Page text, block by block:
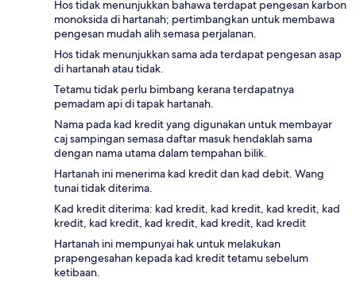
Hos tidak menunjukkan bahawa terdapat pengesan karbon
monoksida di hartanah; pertimbangkan untuk membawa
pengesan mudah alih semasa perjalanan.
Hos tidak menunjukkan sama ada terdapat pengesan asap
di hartanah atau tidak.
Tetamu tidak perlu bimbang kerana terdapatnya
pemadam api di tapak hartanah.
Nama pada kad kredit yang digunakan untuk membayar
caj sampingan semasa daftar masuk hendaklah sama
dengan nama utama dalam tempahan bilik.
Hartanah ini menerima kad kredit dan kad debit. Wang
tunai tidak diterima.
Kad kredit diterima: kad kredit, kad kredit, kad kredit, kad
kredit, kad kredit, kad kredit, kad kredit, kad kredit
Hartanah ini mempunyai hak untuk melakukan
prapengesahan kepada kad kredit tetamu sebelum
ketibaan.